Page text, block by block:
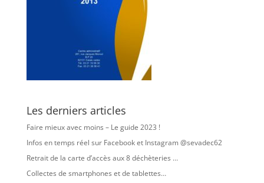
Les derniers articles
Faire mieux avec moins – Le guide 2023 !
Infos en temps réel sur Facebook et Instagram @sevadec62
Retrait de la carte d’accès aux 8 déchèteries …
Collectes de smartphones et de tablettes…